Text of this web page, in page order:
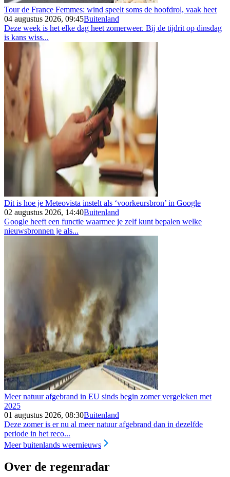
Tour de France Femmes: wind speelt soms de hoofdrol, vaak heet
04 augustus 2026, 09:45Buitenland
Deze week is het elke dag heet zomerweer. Bij de tijdrit op dinsdag
is kans wiss...
Dit is hoe je Meteovista instelt als ‘voorkeursbron’ in Google
02 augustus 2026, 14:40Buitenland
Google heeft een functie waarmee je zelf kunt bepalen welke
nieuwsbronnen je als...
Meer natuur afgebrand in EU sinds begin zomer vergeleken met
2025
01 augustus 2026, 08:30Buitenland
Deze zomer is er nu al meer natuur afgebrand dan in dezelfde
periode in het reco...
Meer buitenlands weernieuws
Over de regenradar